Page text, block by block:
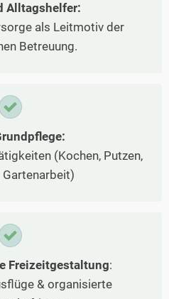
Alltagshelfer:
als Leitmotiv der
Betreuung.
(Kochen, Putzen,
Gartenarbeit)
Freizeitgestaltung:
& organisierte